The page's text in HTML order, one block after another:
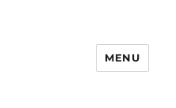
MENU